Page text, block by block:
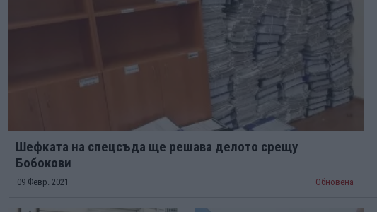
Шефката на спецсъда ще решава делото срещу
Бобокови
09 Февр. 2021 Обновена